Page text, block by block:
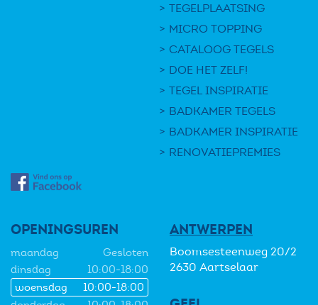
TEGELPLAATSING
MICRO TOPPING
CATALOOG TEGELS
DOE HET ZELF!
TEGEL INSPIRATIE
BADKAMER TEGELS
BADKAMER INSPIRATIE
RENOVATIEPREMIES
OPENINGSUREN
maandag
Gesloten
dinsdag
10:00-18:00
woensdag
10:00-18:00
ANTWERPEN
Boomsesteenweg 20/2
2630 Aartselaar